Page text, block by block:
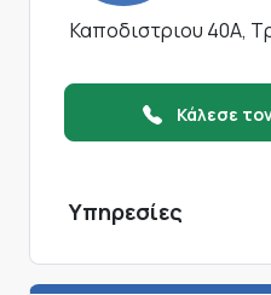
Καποδιστριου 40Α,
Κάλεσε
Υπηρεσίες